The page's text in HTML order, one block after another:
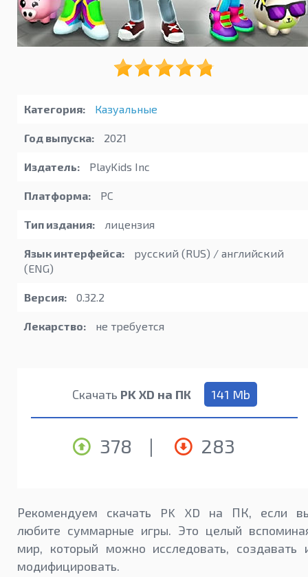
Категория: Казуальные
Год выпуска: 2021
Издатель: PlayKids Inc
Платформа: PC
Тип издания: лицензия
Язык интерфейса:
русский (RUS) / английский
(ENG)
Версия: 0.32.2
Лекарство: не требуется
Скачать PK XD на ПК 141 Mb
378 | 283
Рекомендуем скачать PK XD на ПК, если
любите суммарные игры. Это целый
мир, который можно исследовать, создавать
модифицировать.